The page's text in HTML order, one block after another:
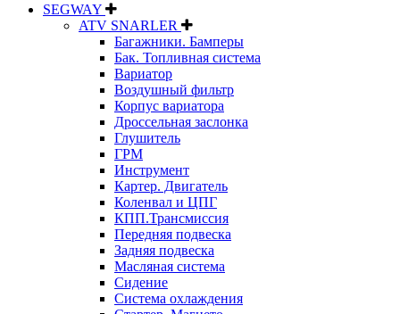
SEGWAY
ATV SNARLER
Багажники. Бамперы
Бак. Топливная система
Вариатор
Воздушный фильтр
Корпус вариатора
Дроссельная заслонка
Глушитель
ГРМ
Инструмент
Картер. Двигатель
Коленвал и ЦПГ
КПП.Трансмиссия
Передняя подвеска
Задняя подвеска
Масляная система
Сидение
Система охлаждения